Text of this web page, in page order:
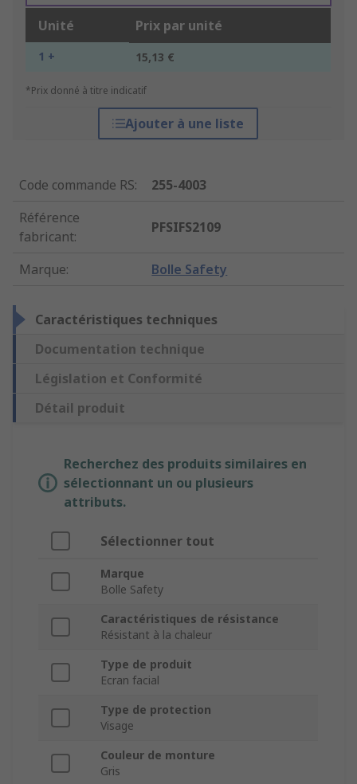
Unité Prix par unité
1 + 15,13 €
*Prix donné à titre indicatif
Ajouter à une liste
Code commande RS:
255-4003
Référence
fabricant:
PFSIFS2109
Marque: Bolle Safety
Caractéristiques techniques
Documentation technique
Législation et Conformité
Détail produit
Recherchez des produits similaires en
sélectionnant un ou plusieurs
attributs.
Sélectionner tout
Marque
Bolle Safety
Caractéristiques de résistance
Résistant à la chaleur
Type de produit
Ecran facial
Type de protection
Visage
Couleur de monture
Gris